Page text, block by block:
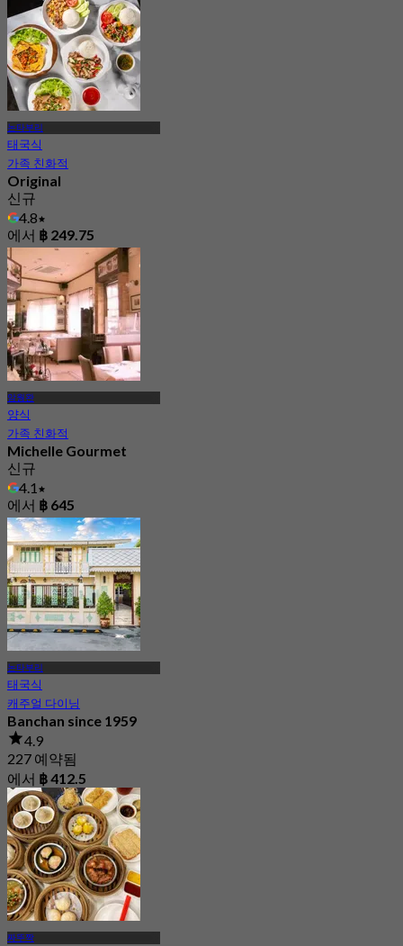
논타부리
태국식
가족 친화적
Original
신규
4.8
에서 ฿ 249.75
암웡완
양식
가족 친화적
Michelle Gourmet
신규
4.1
에서 ฿ 645
논타부리
태국식
캐주얼 다이닝
Banchan since 1959
4.9
227 예약됨
에서 ฿ 412.5
짜뚜짝